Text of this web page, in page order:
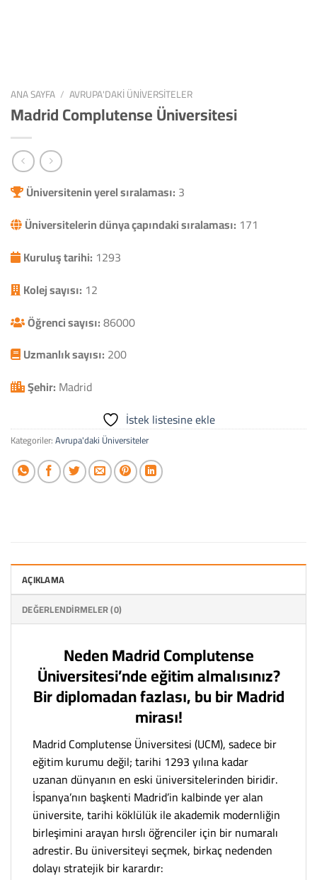
ANA SAYFA / AVRUPA'DAKI ÜNIVERSITELER
Madrid Complutense Üniversitesi
Üniversitenin yerel sıralaması: 3
Üniversitelerin dünya çapındaki sıralaması: 171
Kuruluş tarihi: 1293
Kolej sayısı: 12
Öğrenci sayısı:86000
Uzmanlık sayısı: 200
Şehir: Madrid
İstek listesine ekle
Kategoriler:Avrupa'daki Üniversiteler
AÇIKLAMA
DEĞERLENDIRMELER (0)
Neden Madrid Complutense
Üniversitesi’nde eğitim almalısınız?
Bir diplomadan fazlası, bu bir Madrid
mirası!
Madrid Complutense Üniversitesi (UCM), sadece bir
eğitim kurumu değil; tarihi 1293 yılına kadar
uzanan dünyanın en eski üniversitelerinden biridir.
İspanya’nın başkenti Madrid’in kalbinde yer alan
üniversite, tarihi köklülük ile akademik modernliğin
birleşimini arayan hırslı öğrenciler için bir numaralı
adrestir. Bu üniversiteyi seçmek, birkaç nedenden
dolayı stratejik bir karardır: